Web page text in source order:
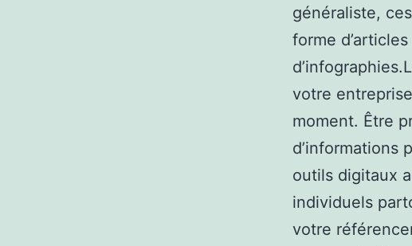
généraliste,
forme
votre
moment. Être
d’informations
outils digitaux
individuels
votre